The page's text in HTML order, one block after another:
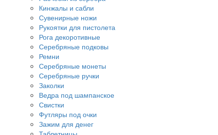
Кинжалы и сабли
Сувенирные ножи
Рукоятки для пистолета
Рога декоротивные
Серебряные подковы
Ремни
Серебряные монеты
Серебряные ручки
Заколки
Ведра под шампанское
Свистки
Футляры под очки
Зажим для денег